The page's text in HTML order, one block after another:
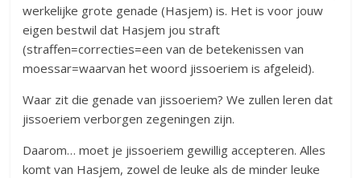
werkelijke grote genade (Hasjem) is. Het is voor jouw
eigen bestwil dat Hasjem jou straft
(straffen=correcties=een van de betekenissen van
moessar=waarvan het woord jissoeriem is afgeleid).
Waar zit die genade van jissoeriem? We zullen leren dat
jissoeriem verborgen zegeningen zijn.
Daarom… moet je jissoeriem gewillig accepteren. Alles
komt van Hasjem, zowel de leuke als de minder leuke